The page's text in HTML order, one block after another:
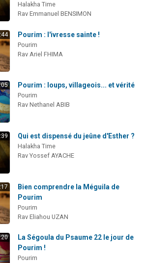
Halakha Time
Rav Emmanuel BENSIMON
Pourim : l'ivresse sainte !
Pourim
Rav Ariel FHIMA
Pourim : loups, villageois... et vérité
Pourim
Rav Nethanel ABIB
Qui est dispensé du jeûne d'Esther ?
Halakha Time
Rav Yossef AYACHE
Bien comprendre la Méguila de
Pourim
Pourim
Rav Eliahou UZAN
La Ségoula du Psaume 22 le jour de
Pourim !
Pourim